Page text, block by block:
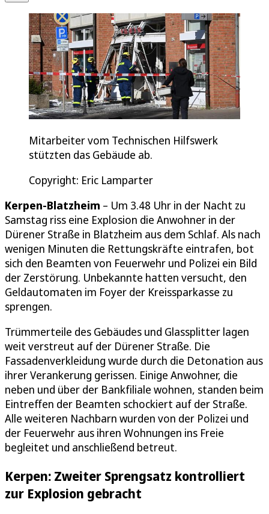
Mitarbeiter vom Technischen Hilfswerk
stützten das Gebäude ab.
Copyright: Eric Lamparter
Kerpen-Blatzheim – Um 3.48 Uhr in der Nacht zu
Samstag riss eine Explosion die Anwohner in der
Dürener Straße in Blatzheim aus dem Schlaf. Als nach
wenigen Minuten die Rettungskräfte eintrafen, bot
sich den Beamten von Feuerwehr und Polizei ein Bild
der Zerstörung. Unbekannte hatten versucht, den
Geldautomaten im Foyer der Kreissparkasse zu
sprengen.
Trümmerteile des Gebäudes und Glassplitter lagen
weit verstreut auf der Dürener Straße. Die
Fassadenverkleidung wurde durch die Detonation aus
ihrer Verankerung gerissen. Einige Anwohner, die
neben und über der Bankfiliale wohnen, standen beim
Eintreffen der Beamten schockiert auf der Straße.
Alle weiteren Nachbarn wurden von der Polizei und
der Feuerwehr aus ihren Wohnungen ins Freie
begleitet und anschließend betreut.
Kerpen: Zweiter Sprengsatz kontrolliert
zur Explosion gebracht